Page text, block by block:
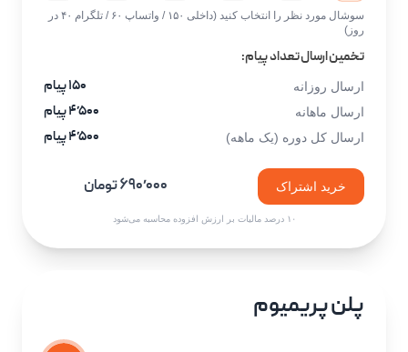
سوشال مورد نظر را انتخاب کنید (داخلی ۱۵۰ / واتساپ ۶۰ / تلگرام ۴۰ در
روز)
تخمین ارسال تعداد پیام:
ارسال روزانه ۱۵۰ پیام
ارسال ماهانه ۴٬۵۰۰ پیام
ارسال کل دوره (یک ماهه) ۴٬۵۰۰ پیام
خرید اشتراک ۶۹۰٬۰۰۰ تومان
۱۰ درصد مالیات بر ارزش افزوده محاسبه می‌شود
پلن پریمیوم